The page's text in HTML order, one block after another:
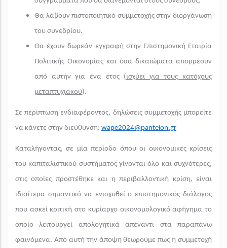
Θα λάβουν πιστοποιητικό συμμετοχής στην διοργάνωση
του συνεδρίου.
Θα έχουν δωρεάν εγγραφή στην Επιστημονική Εταιρία
Πολιτικής Οικονομίας και όσα δικαιώματα απορρέουν
από αυτήν για ένα έτος (ισχύει για τους κατόχους
μεταπτυχιακού).
Σε περίπτωση ενδιαφέροντος, δηλώσεις συμμετοχής μπορείτε
να κάνετε στην διεύθυνση: wape2024@panteion.gr
Καταλήγοντας, σε μία περίοδο όπου οι οικονομικές κρίσεις
του καπιταλιστικού συστήματος γίνονται όλο και συχνότερες,
στις οποίες προστέθηκε και η περιβαλλοντική κρίση, είναι
ιδιαίτερα σημαντικό να ενισχυθεί ο επιστημονικός διάλογος
που ασκεί κριτική στο κυρίαρχο οικονομολογικό αφήγημα το
οποίο λειτουργεί απολογητικά απέναντι στα παραπάνω
φαινόμενα. Από αυτή την άποψη θεωρούμε πως η συμμετοχή